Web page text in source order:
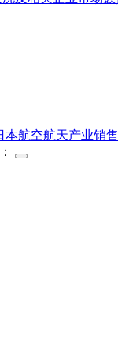
本航空航天产业销